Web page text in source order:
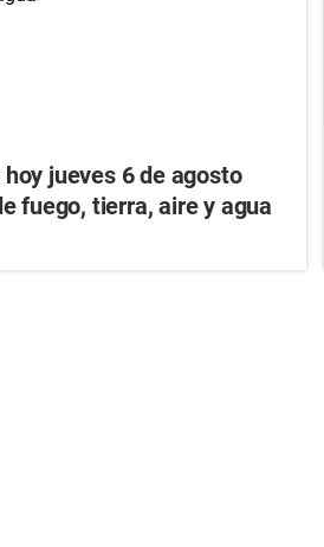
jueves 6 de agosto
fuego, tierra, aire y agua